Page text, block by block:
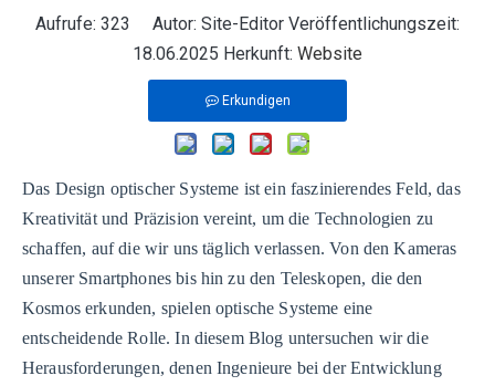
Aufrufe: 323
Autor: Site-Editor Veröffentlichungszeit:
18.06.2025 Herkunft: Website
Erkundigen
Das Design optischer Systeme ist ein faszinierendes Feld, das
Kreativität und Präzision vereint, um die Technologien zu
schaffen, auf die wir uns täglich verlassen. Von den Kameras
unserer Smartphones bis hin zu den Teleskopen, die den
Kosmos erkunden, spielen optische Systeme eine
entscheidende Rolle. In diesem Blog untersuchen wir die
Herausforderungen, denen Ingenieure bei der Entwicklung